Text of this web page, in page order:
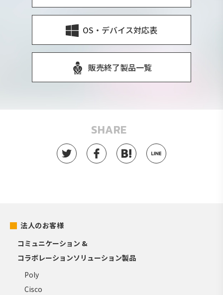
OS・デバイス対応表
販売終了製品一覧
SHARE
法人のお客様
コミュニケーション &
コラボレーションソリューション製品
Poly
Cisco